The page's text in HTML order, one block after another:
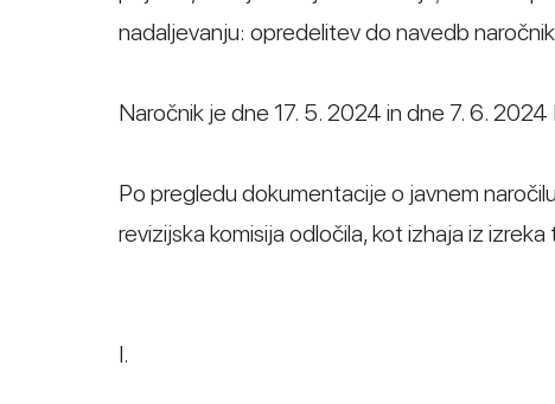
nadaljevanju: opredelitev do navedb
Naročnik je dne 17. 5. 2024 in dne 7. 6.
Po pregledu dokumentacije o javnem
revizijska komisija odločila, kot izhaja iz
I.